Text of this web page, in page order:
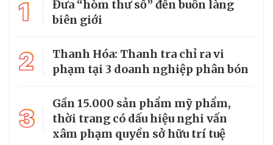
1
Đưa “hòm thư số” đến buôn làng
biên giới
2
Thanh Hóa: Thanh tra chỉ ra vi
phạm tại 3 doanh nghiệp phân bón
3
Gần 15.000 sản phẩm mỹ phẩm,
thời trang có dấu hiệu nghi vấn
xâm phạm quyền sở hữu trí tuệ